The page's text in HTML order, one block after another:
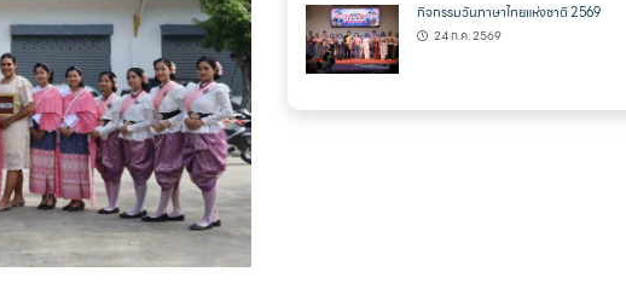
กิจกรรมวันภาษาไทยแห่งชาติ 2569
24 ก.ค. 2569